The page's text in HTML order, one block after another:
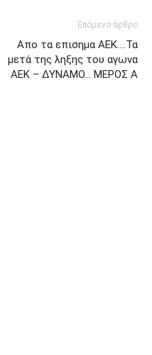
Επόμενο άρθρο
Απο τα επισημα ΑΕΚ….Τα
μετά της ληξης του αγωνα
ΑΕΚ – ΔΥΝΑΜΟ… ΜΕΡΟΣ Α